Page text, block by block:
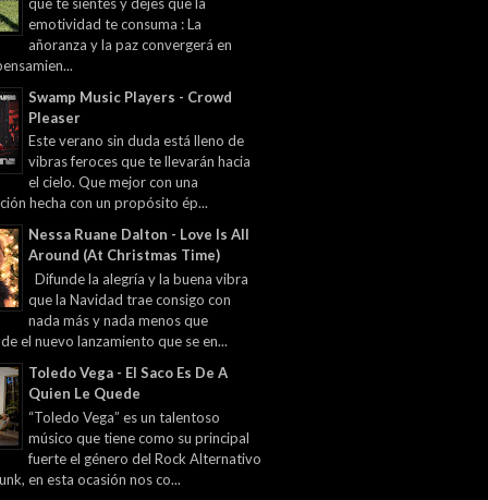
emotividad te consuma : La
añoranza y la paz convergerá en
Swamp Music Players - Crowd
Pleaser
Este verano sin duda está lleno de
vibras feroces que te llevarán hacia
el cielo. Que mejor con una
hecha con un propósito ép...
Nessa Ruane Dalton - Love Is All
Around (At Christmas Time)
Difunde la alegría y la buena vibra
que la Navidad trae consigo con
nada más y nada menos que
el nuevo lanzamiento que se en...
Toledo Vega - El Saco Es De A
Quien Le Quede
“Toledo Vega” es un talentoso
músico que tiene como su principal
fuerte el género del Rock Alternativo
en esta ocasión nos co...